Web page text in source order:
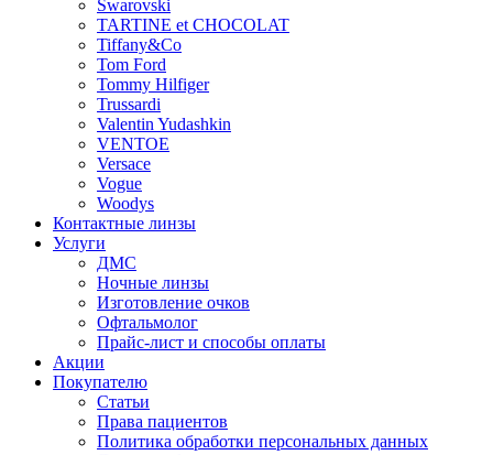
Swarovski
TARTINE et CHOCOLAT
Tiffany&Co
Tom Ford
Tommy Hilfiger
Trussardi
Valentin Yudashkin
VENTOE
Versace
Vogue
Woodys
Контактные линзы
Услуги
ДМС
Ночные линзы
Изготовление очков
Офтальмолог
Прайс-лист и способы оплаты
Акции
Покупателю
Статьи
Права пациентов
Политика обработки персональных данных